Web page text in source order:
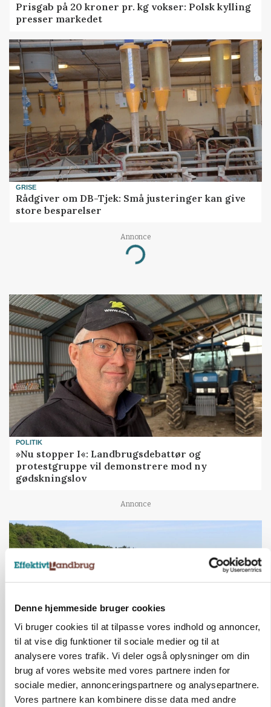
Denne hjemmeside bruger cookies
Vi bruger cookies til at tilpasse vores indhold og annoncer,
til at vise dig funktioner til sociale medier og til at
analysere vores trafik. Vi deler også oplysninger om din
brug af vores website med vores partnere inden for
sociale medier, annonceringspartnere og analysepartnere.
Vores partnere kan kombinere disse data med andre
Prisgab på 20 kroner pr. kg vokser: Polsk kylling
presser markedet
GRISE
Rådgiver om DB-Tjek: Små justeringer kan give
store besparelser
Annonce
Loading...
POLITIK
»Nu stopper I«: Landbrugsdebattør og
protestgruppe vil demonstrere mod ny
gødskningslov
Annonce
KVÆG
Snart kan man søge tilskud til naturprojekter